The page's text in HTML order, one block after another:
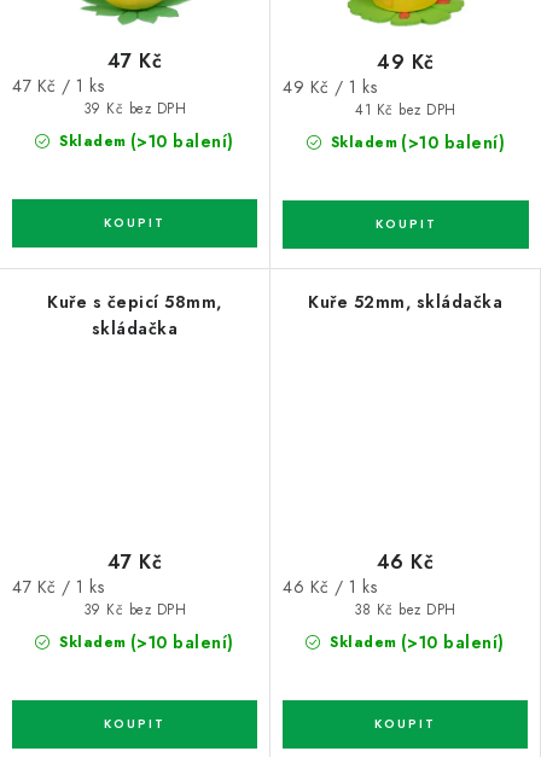
Skladem (>10 balení)
39 Kč bez DPH
47 Kč
Měrná
47 Kč / 1 ks
Skladem (>10 balení)
41 Kč bez DPH
49 Kč
Měrná
49 Kč / 1 ks
Kuře s čepicí 58mm,
skládačka
Skladem (>10 balení)
39 Kč bez DPH
47 Kč
Měrná
47 Kč / 1 ks
Kuře 52mm, skládačka
Skladem (>10 balení)
38 Kč bez DPH
46 Kč
Měrná
46 Kč / 1 ks